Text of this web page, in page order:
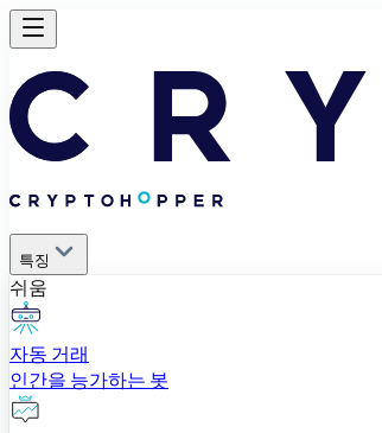
특징
쉬움
자동 거래
인간을 능가하는 봇